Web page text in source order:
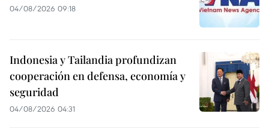
04/08/2026 09:18
Indonesia y Tailandia profundizan
cooperación en defensa, economía y
seguridad
04/08/2026 04:31